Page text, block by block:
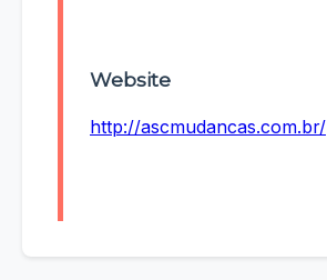
Website
http://ascmudancas.com.br/